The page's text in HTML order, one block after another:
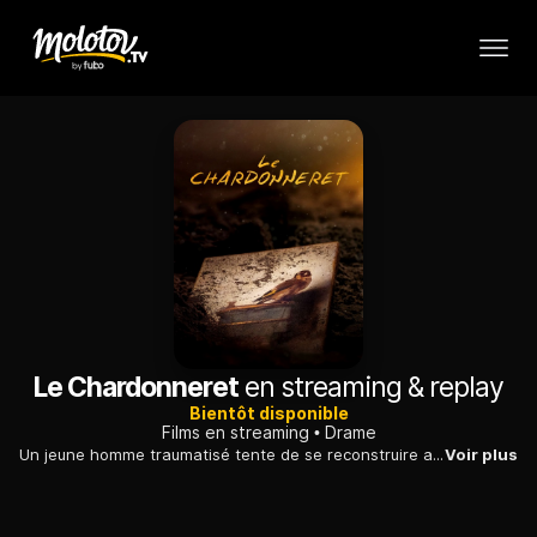
Le Chardonnereten streaming & replay
Bientôt disponible
Films en streaming
Drame
Un jeune homme traumatisé tente de se reconstruire après la mort de sa mère, tuée quatorze ans plus tôt lors d'une explosion dans un musée.Voir plus